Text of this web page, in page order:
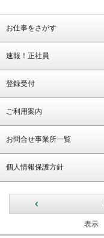
お仕事をさがす
速報！正社員
登録受付
ご利用案内
お問合せ事業所一覧
個人情報保護方針
表示